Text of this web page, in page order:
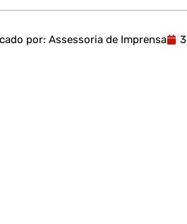
por: Assessoria de Imprensa